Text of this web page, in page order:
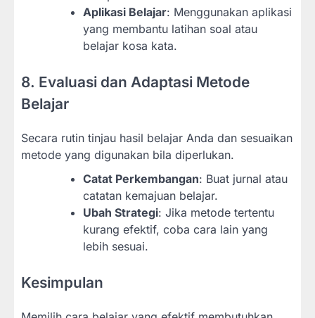
Aplikasi Belajar: Menggunakan aplikasi
yang membantu latihan soal atau
belajar kosa kata.
8. Evaluasi dan Adaptasi Metode
Belajar
Secara rutin tinjau hasil belajar Anda dan sesuaikan
metode yang digunakan bila diperlukan.
Catat Perkembangan: Buat jurnal atau
catatan kemajuan belajar.
Ubah Strategi: Jika metode tertentu
kurang efektif, coba cara lain yang
lebih sesuai.
Kesimpulan